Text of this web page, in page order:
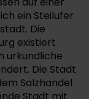
ein Steilufer
Die
existiert
urkundliche
Die Stadt
Salzhandel